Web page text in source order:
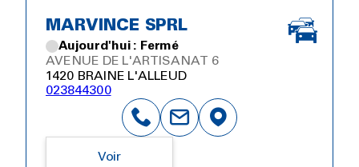
MARVINCE SPRL
Aujourd'hui : Fermé
AVENUE DE L'ARTISANAT 6
1420 BRAINE L'ALLEUD
023844300
Voir